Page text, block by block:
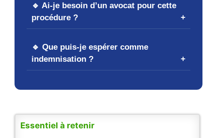
🔹 Ai-je besoin d’un avocat pour cette
procédure ?
🔹 Que puis-je espérer comme
indemnisation ?
Essentiel à retenir